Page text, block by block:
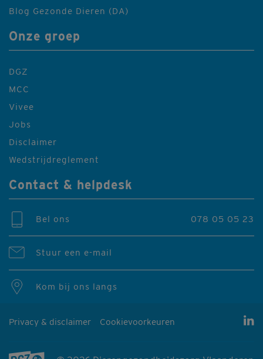
Blog Gezonde Dieren (DA)
Onze groep
DGZ
MCC
Vivee
Jobs
Disclaimer
Wedstrijdreglement
Contact & helpdesk
Bel ons 078 05 05 23
Stuur een e-mail
Kom bij ons langs
Privacy & disclaimer Cookievoorkeuren